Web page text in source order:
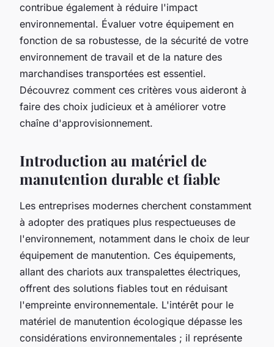
contribue également à réduire l'impact
environnemental. Évaluer votre équipement en
fonction de sa robustesse, de la sécurité de votre
environnement de travail et de la nature des
marchandises transportées est essentiel.
Découvrez comment ces critères vous aideront à
faire des choix judicieux et à améliorer votre
chaîne d'approvisionnement.
Introduction au matériel de
manutention durable et fiable
Les entreprises modernes cherchent constamment
à adopter des pratiques plus respectueuses de
l'environnement, notamment dans le choix de leur
équipement de manutention. Ces équipements,
allant des chariots aux transpalettes électriques,
offrent des solutions fiables tout en réduisant
l'empreinte environnementale. L'intérêt pour le
matériel de manutention écologique dépasse les
considérations environnementales ; il représente